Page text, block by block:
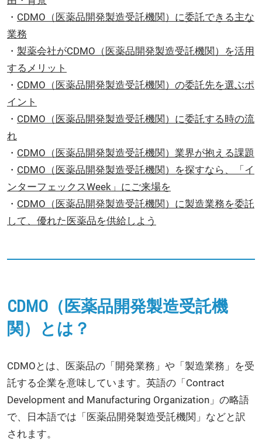
・ CDMO（医薬品開発製造受託機関）に委託できる主な
業務
・ 製薬会社がCDMO（医薬品開発製造受託機関）を活用
するメリット
・ CDMO（医薬品開発製造受託機関）の委託先を選ぶポ
イント
・ CDMO（医薬品開発製造受託機関）に委託する時の流
れ
・ CDMO（医薬品開発製造受託機関）業界が抱える課題
・ CDMO（医薬品開発製造受託機関）を探すなら、「イ
ンターフェックスWeek」にご来場を
・ CDMO（医薬品開発製造受託機関）に製造業務を委託
して、優れた医薬品を供給しよう
CDMO（医薬品開発製造受託機
関）とは？
CDMOとは、医薬品の「開発業務」や「製造業務」を受
託する企業を意味しています。英語の「Contract
Development and Manufacturing Organization」の略語
で、日本語では「医薬品開発製造受託機関」などと訳
されます。